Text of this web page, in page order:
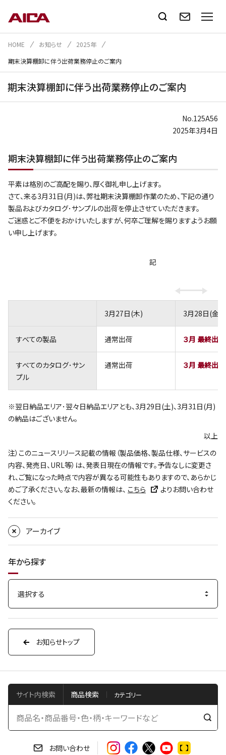
HOME お知らせ
2025年
期末決算棚卸に伴う出荷業務停止のご案内
期末決算棚卸に伴う出荷業務停止のご案内
No.125A56
2025年3月4日
期末決算棚卸に伴う出荷業務停止のご案内
平素は格別のご高配を賜り、厚く御礼申し上げます。
さて、来る3月31日(月)は、弊社期末決算棚卸作業のため、下記の通り
製品およびカタログ･サンプルの出荷を停止させていただきます。
ご迷惑とご不便をおかけいたしますが、何卒ご理解を賜りますようお願
い申し上げます。
記
3月27日(木) 3月28日(金)
すべての製品 通常出荷 ３月 最終出
すべてのカタログ･サン
プル
通常出荷 ３月 最終出
※翌日納品エリア･翌々日納品エリアとも、3月29日(土)、3月31日(月)
の納品はございません。
以上
注）このニュースリリース記載の情報（製品価格、製品仕様、サービスの
内容、発売日、URL等）は、発表日現在の情報です。予告なしに変更さ
れ、ご覧になった時点で内容が異なる可能性もありますので、あらかじ
めご了承ください。なお、最新の情報は、 こちら
よりお問い合わせ
ください。
アーカイブ
年から探す
お知らせトップ
サイト内検索 商品検索
検
お問い合わせ